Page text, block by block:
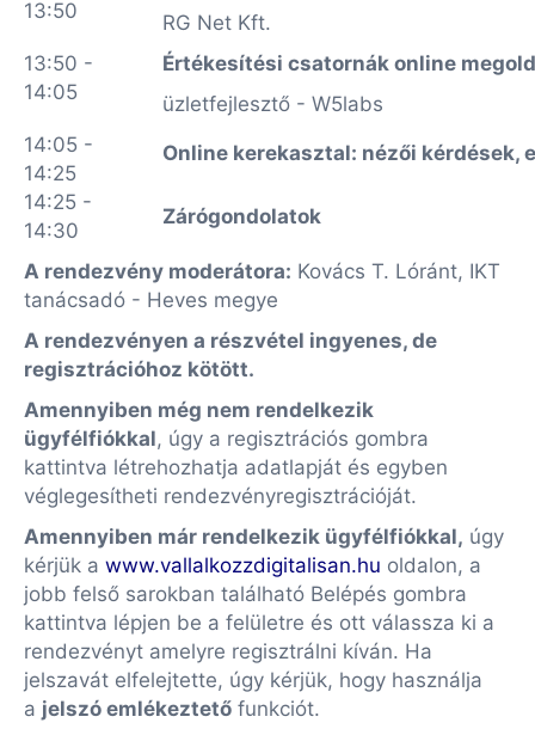
13:50
RG Net Kft.
13:50 -
14:05
Értékesítési csatornák online
üzletfejlesztő - W5labs
14:05 -
14:25
Online kerekasztal: nézői kérdések,
14:25 -
14:30
Zárógondolatok
A rendezvény moderátora: Kovács T. Lóránt, IKT
tanácsadó - Heves megye
A rendezvényen a részvétel ingyenes, de
regisztrációhoz kötött.
Amennyiben még nem rendelkezik
ügyfélfiókkal, úgy a regisztrációs gombra
kattintva létrehozhatja adatlapját és egyben
véglegesítheti rendezvényregisztrációját.
Amennyiben már rendelkezik ügyfélfiókkal, úgy
kérjük a www.vallalkozzdigitalisan.hu oldalon, a
jobb felső sarokban található Belépés gombra
kattintva lépjen be a felületre és ott válassza ki a
rendezvényt amelyre regisztrálni kíván. Ha
jelszavát elfelejtette, úgy kérjük, hogy használja
a jelszó emlékeztető funkciót.